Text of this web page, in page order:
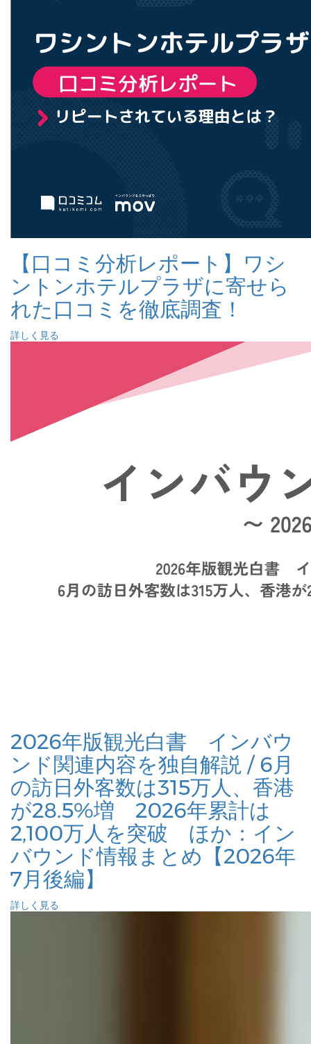
【口コミ分析レポート】ワシ
ントンホテルプラザに寄せら
れた口コミを徹底調査！
詳しく見る
2026年版観光白書 インバウ
ンド関連内容を独自解説 / 6月
の訪日外客数は315万人、香港
が28.5%増 2026年累計は
2,100万人を突破 ほか：イン
バウンド情報まとめ【2026年
7月後編】
詳しく見る